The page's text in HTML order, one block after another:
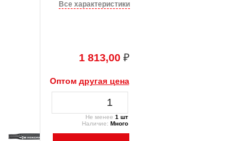
Все характеристики
1 813,00₽
Оптом другая цена
Не менее 1 шт
Наличие: Много